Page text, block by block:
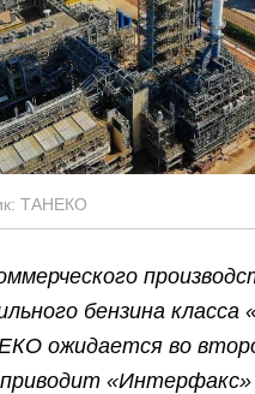
ТАНЕКО
бензина класса
ожидается во
«Интерфакс»